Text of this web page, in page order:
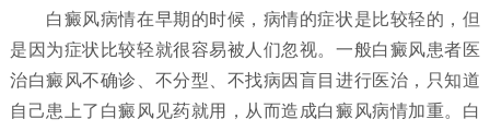
白癜风病情在早期的时候，病情的症状是比较轻的，但
是因为症状比较轻就很容易被人们忽视。一般白癜风患者医
治白癜风不确诊、不分型、不找病因盲目进行医治，只知道
自己患上了白癜风见药就用，从而造成白癜风病情加重。白